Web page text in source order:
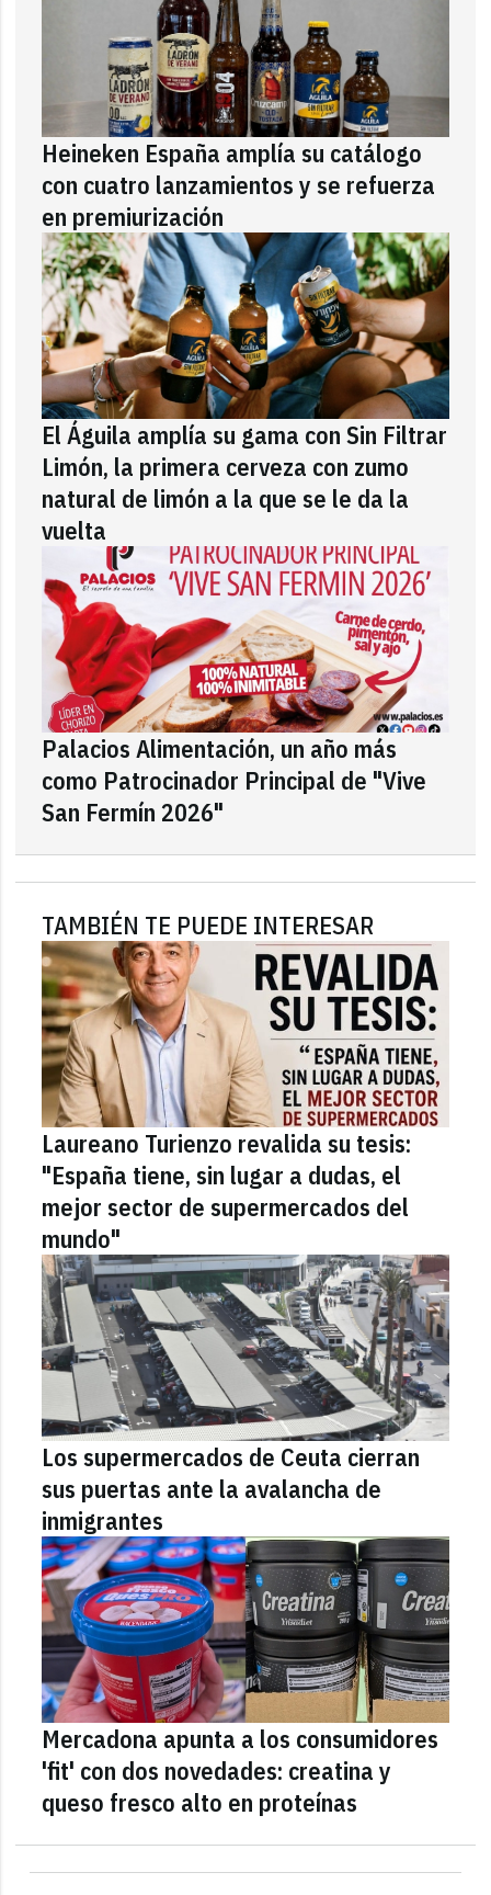
Heineken España amplía su catálogo
con cuatro lanzamientos y se refuerza
en premiurización
El Águila amplía su gama con Sin Filtrar
Limón, la primera cerveza con zumo
natural de limón a la que se le da la
vuelta
Palacios Alimentación, un año más
como Patrocinador Principal de "Vive
San Fermín 2026"
TAMBIÉN TE PUEDE INTERESAR
Laureano Turienzo revalida su tesis:
"España tiene, sin lugar a dudas, el
mejor sector de supermercados del
mundo"
Los supermercados de Ceuta cierran
sus puertas ante la avalancha de
inmigrantes
Mercadona apunta a los consumidores
'fit' con dos novedades: creatina y
queso fresco alto en proteínas